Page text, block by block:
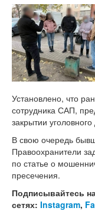
Установлено, что
сотрудника САП,
закрытии
В свою очередь
Правоохранители
по статье о
пресечения.
Подписывайтесь
сетях: Instagram,